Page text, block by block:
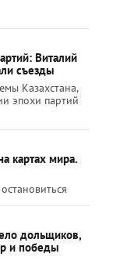
Виталий
съезды
Казахстана,
эпохи партий
картах мира.
дольщиков,
и победы